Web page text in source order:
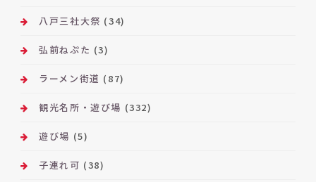
八戸三社大祭 (34)
弘前ねぷた (3)
ラーメン街道 (87)
観光名所・遊び場 (332)
遊び場 (5)
子連れ可 (38)